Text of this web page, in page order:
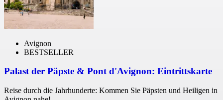
Avignon
BESTSELLER
Palast der Päpste & Pont d'Avignon: Eintrittskarte
Reise durch die Jahrhunderte: Kommen Sie Päpsten und Heiligen in